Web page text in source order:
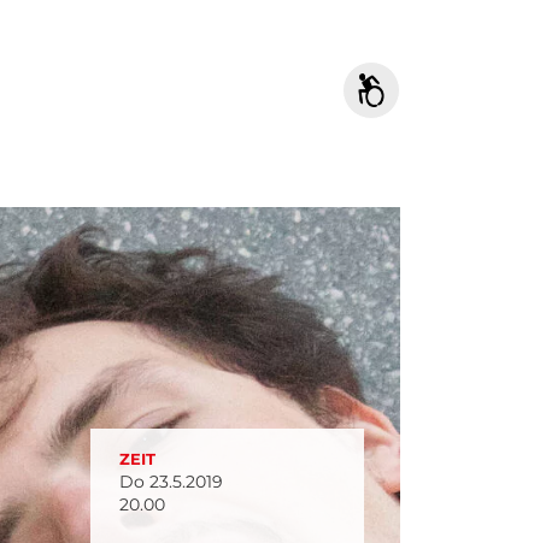
ZEIT
Do 23.5.2019
20.00